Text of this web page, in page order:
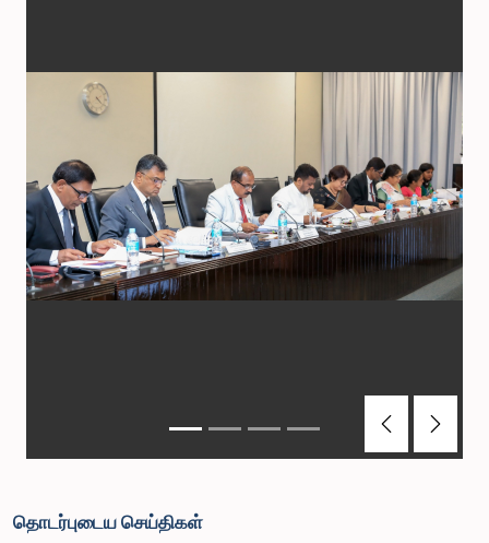
PreviousNext
தொடர்புடைய செய்திகள்